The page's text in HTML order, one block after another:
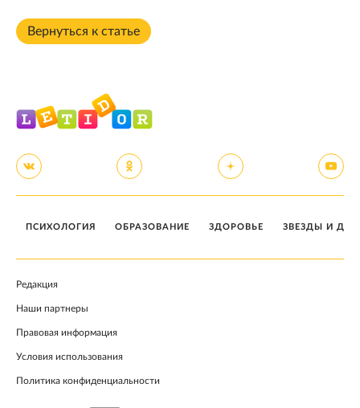
Вернуться к статье
ПСИХОЛОГИЯ ОБРАЗОВАНИЕ ЗДОРОВЬЕ ЗВЕЗДЫ И
Редакция
Наши партнеры
Правовая информация
Условия использования
Политика конфиденциальности